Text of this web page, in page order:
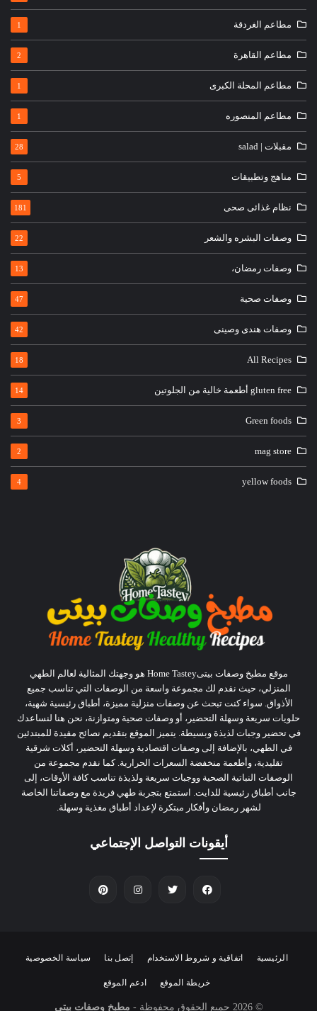
مطاعم الغردقة 1
مطاعم القاهرة 2
مطاعم المحلة الكبرى 1
مطاعم المنصوره 1
مقبلات | salad 28
مناهج وتطبيقات 5
نظام غذائى صحى 181
وصفات البشره والشعر 22
وصفات رمضان، 13
وصفات صحية 47
وصفات هندى وصينى 42
All Recipes
18
gluten free أطعمة خالية من الجلوتين 14
Green foods
3
mag store
2
yellow foods
4
موقع مطبخ وصفات بيتىHome Tastey هو وجهتك المثالية لعالم الطهي
المنزلي، حيث نقدم لك مجموعة واسعة من الوصفات التي تناسب جميع
الأذواق. سواء كنت تبحث عن وصفات منزلية مميزة، أطباق رئيسية شهية،
حلويات سريعة وسهلة التحضير، أو وصفات صحية ومتوازنة، نحن هنا لنساعدك
في تحضير وجبات لذيذة وبسيطة. يتميز الموقع بتقديم نصائح مفيدة للمبتدئين
في الطهي، بالإضافة إلى وصفات اقتصادية وسهلة التحضير، أكلات شرقية
تقليدية، وأطعمة منخفضة السعرات الحرارية. كما نقدم مجموعة من
الوصفات النباتية الصحية ووجبات سريعة ولذيذة تناسب كافة الأوقات، إلى
جانب أطباق رئيسية للدايت. استمتع بتجربة طهي فريدة مع وصفاتنا الخاصة
لشهر رمضان وأفكار مبتكرة لإعداد أطباق مغذية وسهلة.
أيقونات التواصل الإجتماعي
الرئيسية اتفاقية و شروط الاستخدام إتصل بنا سياسة الخصوصية
خريطة الموقع ادعم الموقع
© 2026 جميع الحقوق محفوظة - مطبخ وصفات بيتى